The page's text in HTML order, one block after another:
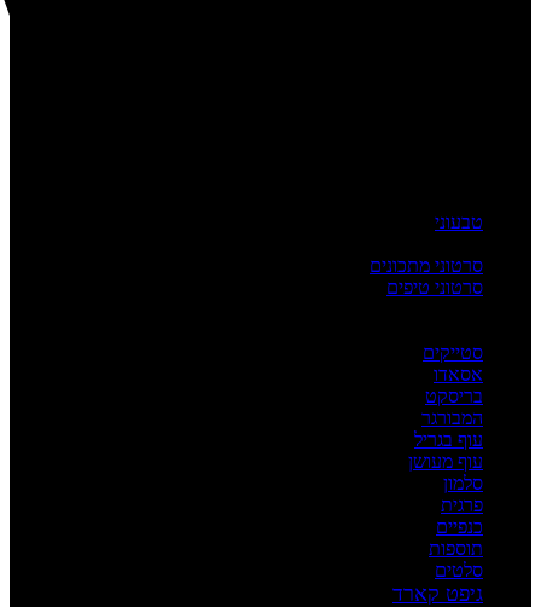
טבעוני
סרטוני מתכונים
סרטוני טיפים
סטייקים
אסאדו
בריסקט
המבורגר
עוף בגריל
עוף מעושן
סלמון
פרגית
כנפיים
תוספות
סלטים
גיפט קארד